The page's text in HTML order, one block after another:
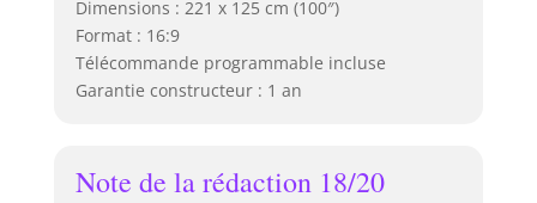
Dimensions : 221 x 125 cm (100″)
Format : 16:9
Télécommande programmable incluse
Garantie constructeur : 1 an
Note de la rédaction 18/20